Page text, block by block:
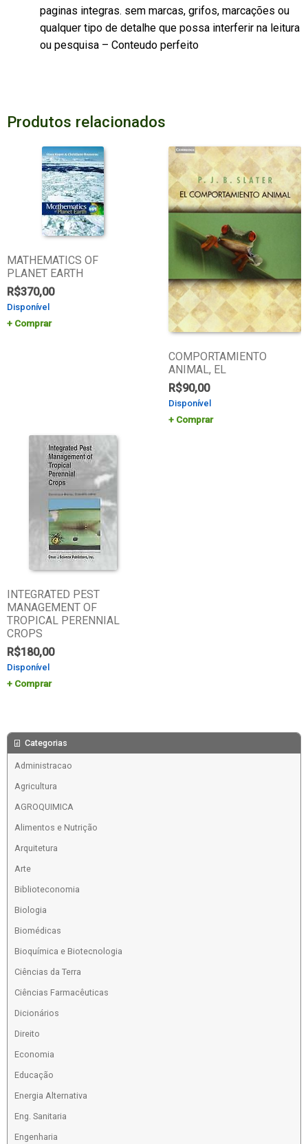
paginas integras. sem marcas, grifos, marcações ou
qualquer tipo de detalhe que possa interferir na leitura
ou pesquisa – Conteudo perfeito
Produtos relacionados
MATHEMATICS OF
PLANET EARTH
R$370,00
Disponível
Comprar
COMPORTAMIENTO
ANIMAL, EL
R$90,00
Disponível
Comprar
INTEGRATED PEST
MANAGEMENT OF
TROPICAL PERENNIAL
CROPS
R$180,00
Disponível
Comprar
Categorias
Administracao
Agricultura
AGROQUIMICA
Alimentos e Nutrição
Arquitetura
Arte
Biblioteconomia
Biologia
Biomédicas
Bioquímica e Biotecnologia
Ciências da Terra
Ciências Farmacêuticas
Dicionários
Direito
Economia
Educação
Energia Alternativa
Eng. Sanitaria
Engenharia